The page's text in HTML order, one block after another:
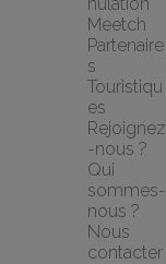
Meetch
Partenaire
s
Touristiqu
es
Rejoignez
-nous ?
Qui
sommes-
nous ?
Nous
contacter